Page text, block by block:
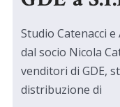
Studio Catenacci
dal socio Nicola
venditori di GDE,
distribuzione di